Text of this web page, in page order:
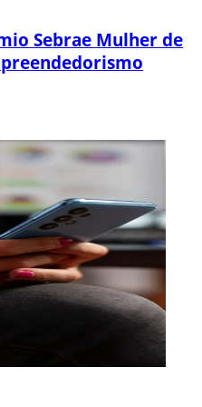
Sebrae Mulher de